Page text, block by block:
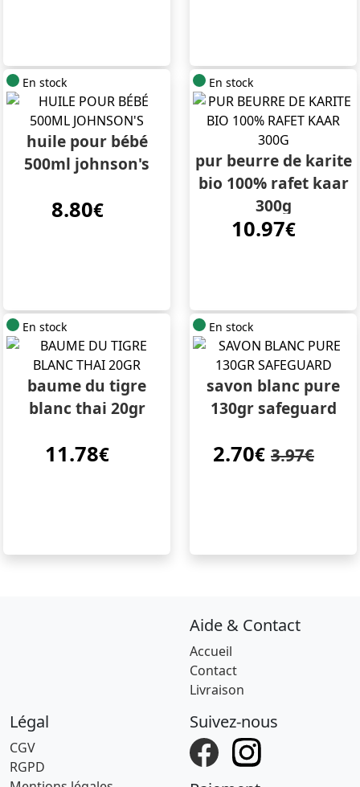
En stock
huile pour bébé
500ml johnson's
8.80€
En stock
pur beurre de karite
bio 100% rafet kaar
300g
10.97€
En stock
baume du tigre
blanc thai 20gr
11.78€
En stock
savon blanc pure
130gr safeguard
2.70€ 3.97€
Aide & Contact
Accueil
Contact
Livraison
Légal
CGV
RGPD
Suivez-nous